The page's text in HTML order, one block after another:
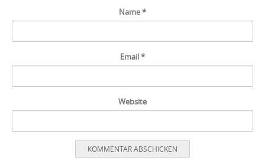
Name*
Email*
Website